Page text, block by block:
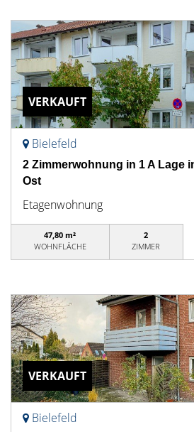
VERKAUFT
Bielefeld
2 Zimmerwohnung in 1 A Lage
Ost
Etagenwohnung
47,80 m²
WOHNFLÄCHE
2
ZIMMER
VERKAUFT
Bielefeld